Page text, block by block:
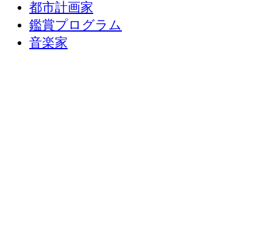
都市計画家
鑑賞プログラム
音楽家